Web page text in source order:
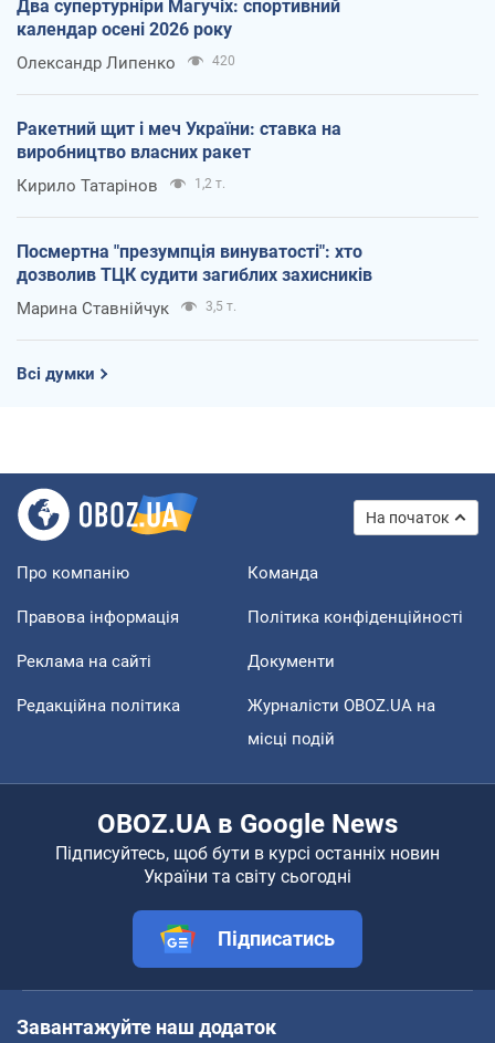
Два супертурніри Магучіх: спортивний
календар осені 2026 року
Олександр Липенко 420
Ракетний щит і меч України: ставка на
виробництво власних ракет
Кирило Татарінов 1,2 т.
Посмертна "презумпція винуватості": хто
дозволив ТЦК судити загиблих захисників
Марина Ставнійчук 3,5 т.
Всі думки
На початок
Про компанію Команда
Правова інформація Політика конфіденційності
Реклама на сайті Документи
Редакційна політика
Журналісти OBOZ.UA на
місці подій
OBOZ.UA в Google News
Підписуйтесь, щоб бути в курсі останніх новин
України та світу сьогодні
Підписатись
Завантажуйте наш додаток